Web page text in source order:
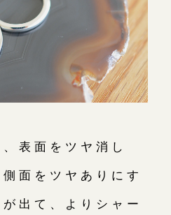
表面をツヤ消し
側面をツヤありにす
出て、よりシャー